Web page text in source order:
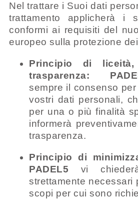
Nel trattare i Suoi dati
trattamento applicherà i
conformi ai requisiti del
europeo sulla protezione
Principio di
trasparenza:
sempre il consenso
vostri dati personali,
per una o più finalità
informerà
trasparenza.
Principio di
PADEL5 vi
strettamente necessari
scopi per cui sono